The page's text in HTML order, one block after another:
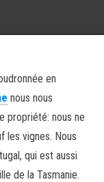
en
nous nous
propriété: nous ne
les vignes. Nous
qui est aussi
de la Tasmanie.